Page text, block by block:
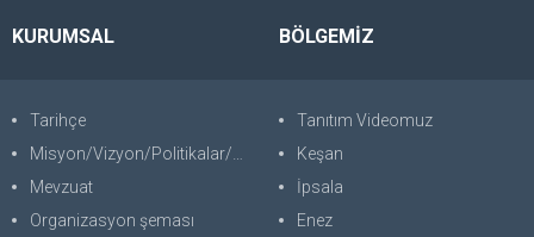
KURUMSAL
Tarihçe
Misyon/Vizyon/Politikalar/SWOT
Mevzuat
Organizasyon şeması
BÖLGEMİZ
Tanıtım Videomuz
Keşan
İpsala
Enez